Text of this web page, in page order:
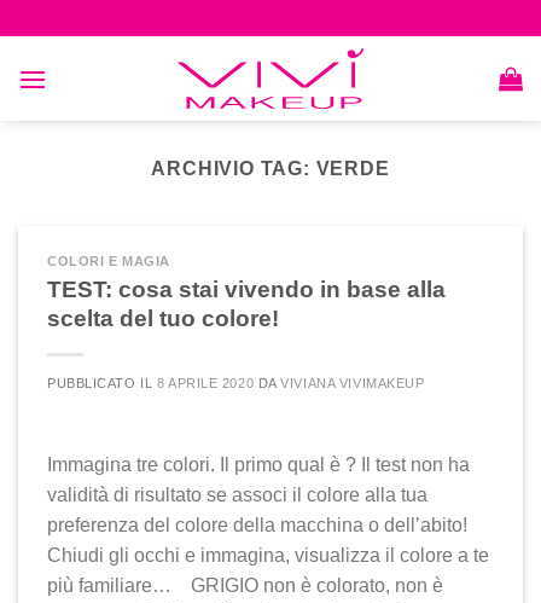
content
ARCHIVIO TAG: VERDE
COLORI E MAGIA
TEST: cosa stai vivendo in base alla
scelta del tuo colore!
PUBBLICATO IL 8 APRILE 2020 DAVIVIANA VIVIMAKEUP
Immagina tre colori. Il primo qual è ? Il test non ha
validità di risultato se associ il colore alla tua
preferenza del colore della macchina o dell’abito!
Chiudi gli occhi e immagina, visualizza il colore a te
più familiare… GRIGIO non è colorato, non è